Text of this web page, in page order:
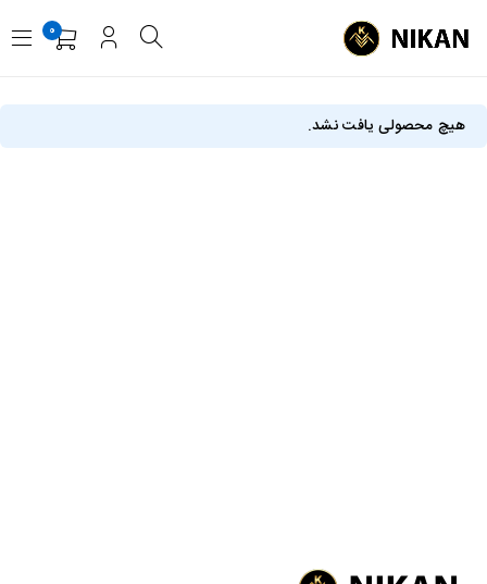
0
هیچ محصولی یافت نشد.